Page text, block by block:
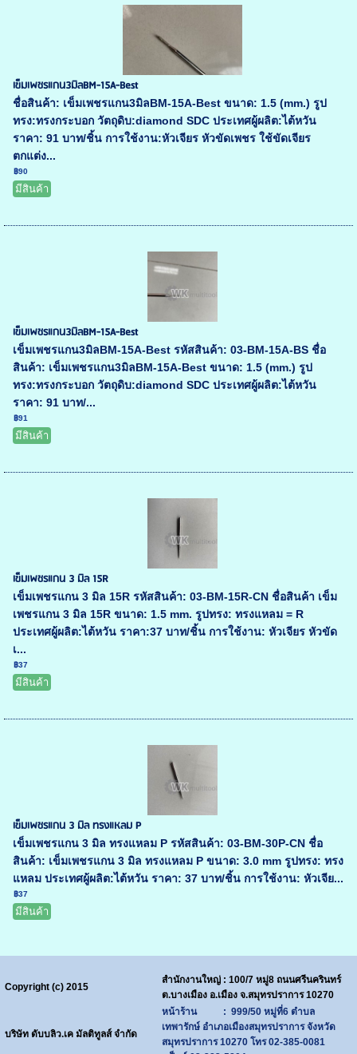
เข็มเพชรแกน3มิลBM-15A-Best
ชื่อสินค้า: เข็มเพชรแกน3มิลBM-15A-Best ขนาด: 1.5 (mm.) รูป
ทรง:ทรงกระบอก วัตถุดิบ:diamond SDC ประเทศผู้ผลิต:ไต้หวัน
ราคา: 91 บาท/ชิ้น การใช้งาน:หัวเจียร หัวขัดเพชร ใช้ขัดเจียร
ตกแต่ง...
฿90
มีสินค้า
เข็มเพชรแกน3มิลBM-15A-Best
เข็มเพชรแกน3มิลBM-15A-Best รหัสสินค้า: 03-BM-15A-BS ชื่อ
สินค้า: เข็มเพชรแกน3มิลBM-15A-Best ขนาด: 1.5 (mm.) รูป
ทรง:ทรงกระบอก วัตถุดิบ:diamond SDC ประเทศผู้ผลิต:ไต้หวัน
ราคา: 91 บาท/...
฿91
มีสินค้า
เข็มเพชรแกน 3 มิล 15R
เข็มเพชรแกน 3 มิล 15R รหัสสินค้า: 03-BM-15R-CN ชื่อสินค้า เข็ม
เพชรแกน 3 มิล 15R ขนาด: 1.5 mm. รูปทรง: ทรงแหลม = R
ประเทศผู้ผลิต:ไต้หวัน ราคา:37 บาท/ชิ้น การใช้งาน: หัวเจียร หัวขัด
เ...
฿37
มีสินค้า
เข็มเพชรแกน 3 มิล ทรงแหลม P
เข็มเพชรแกน 3 มิล ทรงแหลม P รหัสสินค้า: 03-BM-30P-CN ชื่อ
สินค้า: เข็มเพชรแกน 3 มิล ทรงแหลม P ขนาด: 3.0 mm รูปทรง: ทรง
แหลม ประเทศผู้ผลิต:ไต้หวัน ราคา: 37 บาท/ชิ้น การใช้งาน: หัวเจีย...
฿37
มีสินค้า
Copyright (c) 2015
สำนักงานใหญ่ : 100/7 หมู่8 ถนนศรีนครินทร์
ต.บางเมือง อ.เมือง จ.สมุทรปราการ 10270
บริษัท ดับบลิว.เค มัลติทูลส์ จำกัด
หน้าร้าน : 999/50 หมู่ที่6 ตำบล
เทพารักษ์ อำเภอเมืองสมุทรปราการ จังหวัด
สมุทรปราการ 10270 โทร02-385-0081